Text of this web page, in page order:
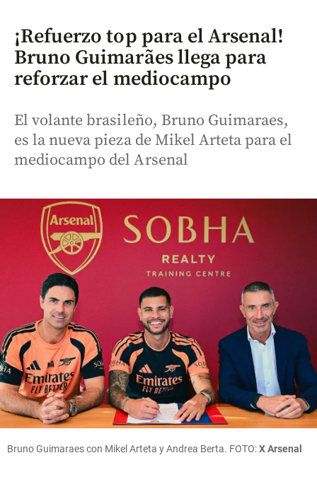
¡Refuerzo top para el Arsenal!
Bruno Guimarães llega para
reforzar el mediocampo
El volante brasileño, Bruno Guimaraes,
es la nueva pieza de Mikel Arteta para el
mediocampo del Arsenal
Bruno Guimaraes con Mikel Arteta y Andrea Berta. FOTO:X Arsenal